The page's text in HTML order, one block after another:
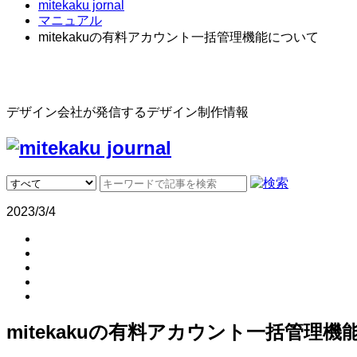
mitekaku jornal
マニュアル
mitekakuの有料アカウント一括管理機能について
デザイン会社が発信するデザイン制作情報
2023/3/4
mitekakuの有料アカウント一括管理機